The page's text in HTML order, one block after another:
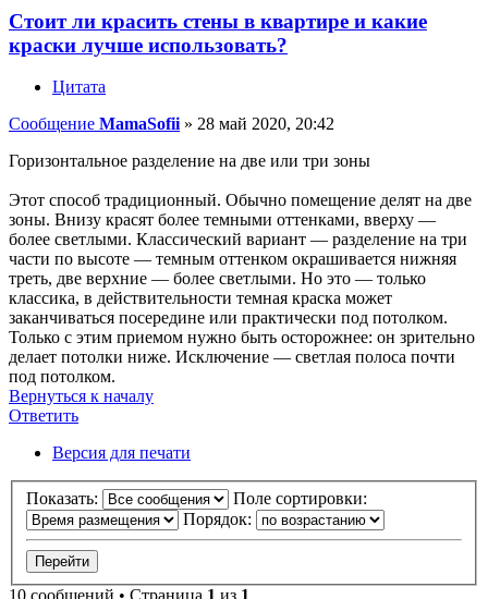
Стоит ли красить стены в квартире и какие
краски лучше использовать?
Цитата
Сообщение MamaSofii » 28 май 2020, 20:42
Горизонтальное разделение на две или три зоны
Этот способ традиционный. Обычно помещение делят на две
зоны. Внизу красят более темными оттенками, вверху —
более светлыми. Классический вариант — разделение на три
части по высоте — темным оттенком окрашивается нижняя
треть, две верхние — более светлыми. Но это — только
классика, в действительности темная краска может
заканчиваться посередине или практически под потолком.
Только с этим приемом нужно быть осторожнее: он зрительно
делает потолки ниже. Исключение — светлая полоса почти
под потолком.
Вернуться к началу
Ответить
Ответить
Версия для печати
Показать:
Поле сортировки:
Порядок:
10 сообщений • Страница 1 из 1